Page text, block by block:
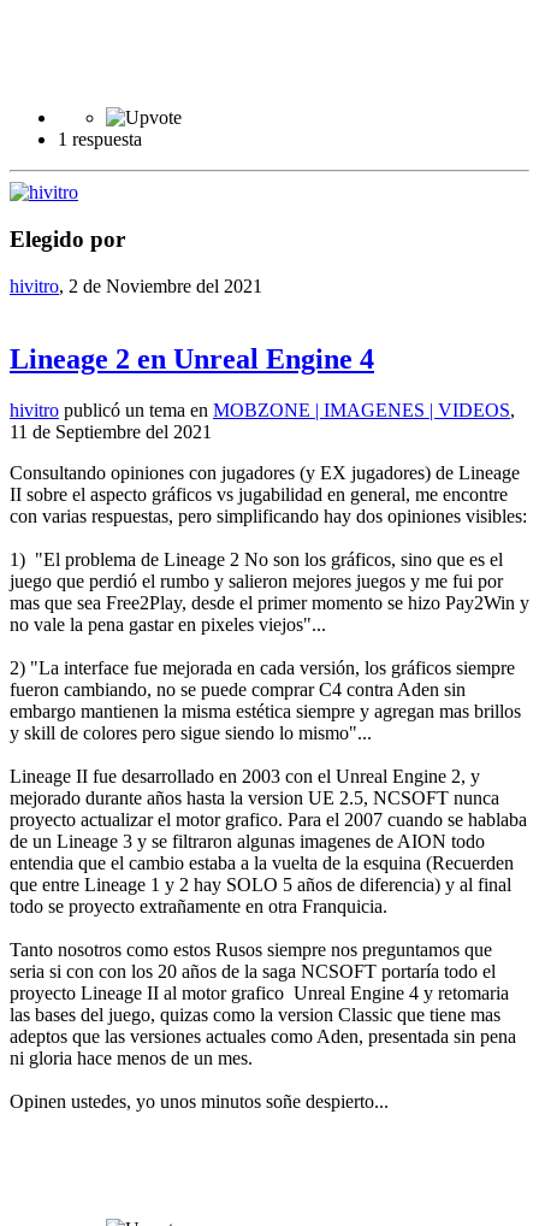
1 respuesta
Elegido por
hivitro, 2 de Noviembre del 2021
Lineage 2 en Unreal Engine 4
hivitro publicó un tema en MOBZONE | IMAGENES | VIDEOS,
11 de Septiembre del 2021
Consultando opiniones con jugadores (y EX jugadores) de Lineage
II sobre el aspecto gráficos vs jugabilidad en general, me encontre
con varias respuestas, pero simplificando hay dos opiniones visibles:
1) "El problema de Lineage 2 No son los gráficos, sino que es el
juego que perdió el rumbo y salieron mejores juegos y me fui por
mas que sea Free2Play, desde el primer momento se hizo Pay2Win y
no vale la pena gastar en pixeles viejos"...
2) "La interface fue mejorada en cada versión, los gráficos siempre
fueron cambiando, no se puede comprar C4 contra Aden sin
embargo mantienen la misma estética siempre y agregan mas brillos
y skill de colores pero sigue siendo lo mismo"...
Lineage II fue desarrollado en 2003 con el Unreal Engine 2, y
mejorado durante años hasta la version UE 2.5, NCSOFT nunca
proyecto actualizar el motor grafico. Para el 2007 cuando se hablaba
de un Lineage 3 y se filtraron algunas imagenes de AION todo
entendia que el cambio estaba a la vuelta de la esquina (Recuerden
que entre Lineage 1 y 2 hay SOLO 5 años de diferencia) y al final
todo se proyecto extrañamente en otra Franquicia.
Tanto nosotros como estos Rusos siempre nos preguntamos que
seria si con con los 20 años de la saga NCSOFT portaría todo el
proyecto Lineage II al motor grafico Unreal Engine 4 y retomaria
las bases del juego, quizas como la version Classic que tiene mas
adeptos que las versiones actuales como Aden, presentada sin pena
ni gloria hace menos de un mes.
Opinen ustedes, yo unos minutos soñe despierto...